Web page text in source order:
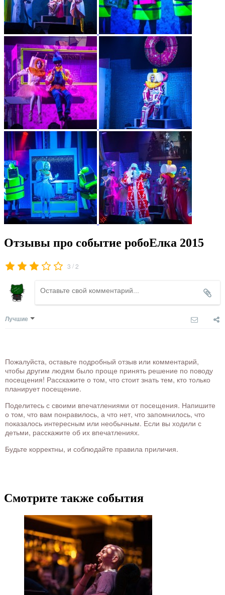
Отзывы про событие робоЕлка 2015
3 /2
Лучшие
Пожалуйста, оставьте подробный отзыв или комментарий,
чтобы другим людям было проще принять решение по поводу
посещения! Расскажите о том, что стоит знать тем, кто только
планирует посещение.
Поделитесь с своими впечатлениями от посещения. Напишите
о том, что вам понравилось, а что нет, что запомнилось, что
показалось интересным или необычным. Если вы ходили с
детьми, расскажите об их впечатлениях.
Будьте корректны, и соблюдайте правила приличия.
Смотрите также события